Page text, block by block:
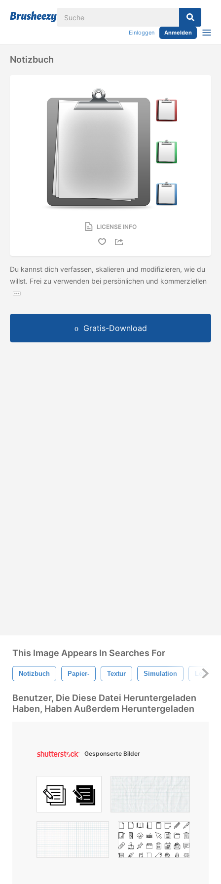
Einloggen Anmelden
Notizbuch
LICENSE INFO
Du kannst dich verfassen, skalieren und modifizieren, wie du
willst. Frei zu verwenden bei persönlichen und kommerziellen
Gratis-Download
This Image Appears In Searches For
Notizbuch Papier- Textur Simulation
Benutzer, Die Diese Datei Heruntergeladen
Haben, Haben Außerdem Heruntergeladen
Gesponserte Bilder